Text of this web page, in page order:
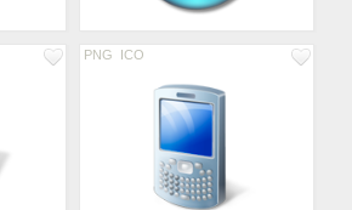
PNG ICO